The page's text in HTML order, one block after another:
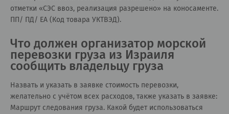
отметки «СЭС ввоз, реализация разрешено» на коносаменте.
ПП/ ПД/ ЕА (Код товара УКТВЭД).
Что должен организатор морской
перевозки груза из Израиля
сообщить владельцу груза
Назвать и указать в заявке стоимость перевозки,
желательно с учётом всех расходов, также указать в заявке:
Маршрут следования груза. Какой будет использоваться